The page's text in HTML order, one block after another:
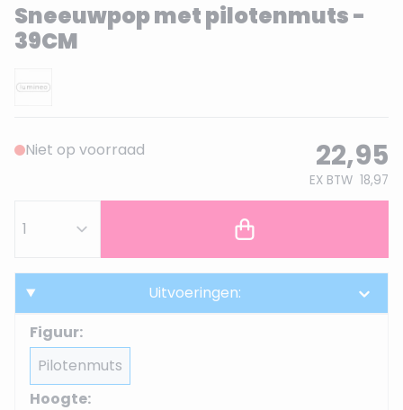
Sneeuwpop met pilotenmuts -
39CM
Niet op voorraad 22,95
EX BTW 18,97
Uitvoeringen:
Figuur:
Pilotenmuts
Hoogte: